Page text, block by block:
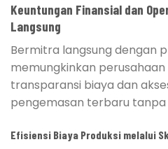
Keuntungan Finansial dan
Langsung
Bermitra langsung dengan
memungkinkan
transparansi biaya dan
pengemasan terbaru
Efisiensi Biaya Produksi melalui